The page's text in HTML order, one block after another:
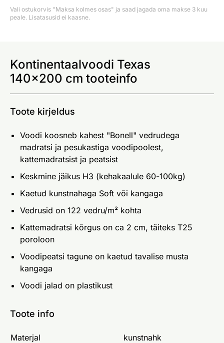
Vali ostukorvis "Maksa kolmes osas" ja saad jagada oma makse 3 kuu
peale. Lisatasusid ei kaasne.
Kontinentaalvoodi Texas
140x200 cm tooteinfo
Toote kirjeldus
Voodi koosneb kahest "Bonell" vedrudega
madratsi ja pesukastiga voodipoolest,
kattemadratsist ja peatsist
Keskmine jäikus H3 (kehakaalule 60-100kg)
Kaetud kunstnahaga Soft või kangaga
Vedrusid on 122 vedru/m² kohta
Kattemadratsi kõrgus on ca 2 cm, täiteks T25
poroloon
Voodipeatsi tagune on kaetud tavalise musta
kangaga
Voodi jalad on plastikust
Toote info
Materjal kunstnahk